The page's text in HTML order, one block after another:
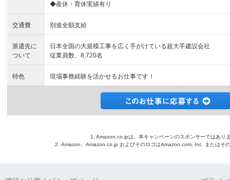
◆産休・育休実績有り
交通費 別途全額支給
派遣先に
ついて
日本全国の大規模工事を広く手がけている超大手建設会社
従業員数、8,720名
特色 現場事務経験を活かせるお仕事です！
1. Amazon.co.jpは、本キャンペーンのスポンサーではあり
2. Amazon、Amazon.co.jp およびそのロゴはAmazon.com, Inc. またはそ